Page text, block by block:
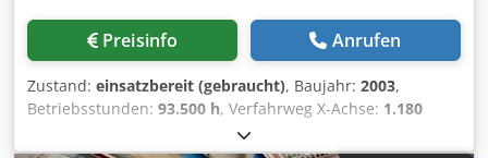
Preisinfo Anrufen
Zustand: einsatzbereit (gebraucht), Baujahr: 2003,
Betriebsstunden: 93.500 h, Verfahrweg X-Achse: 1.180
710 mm